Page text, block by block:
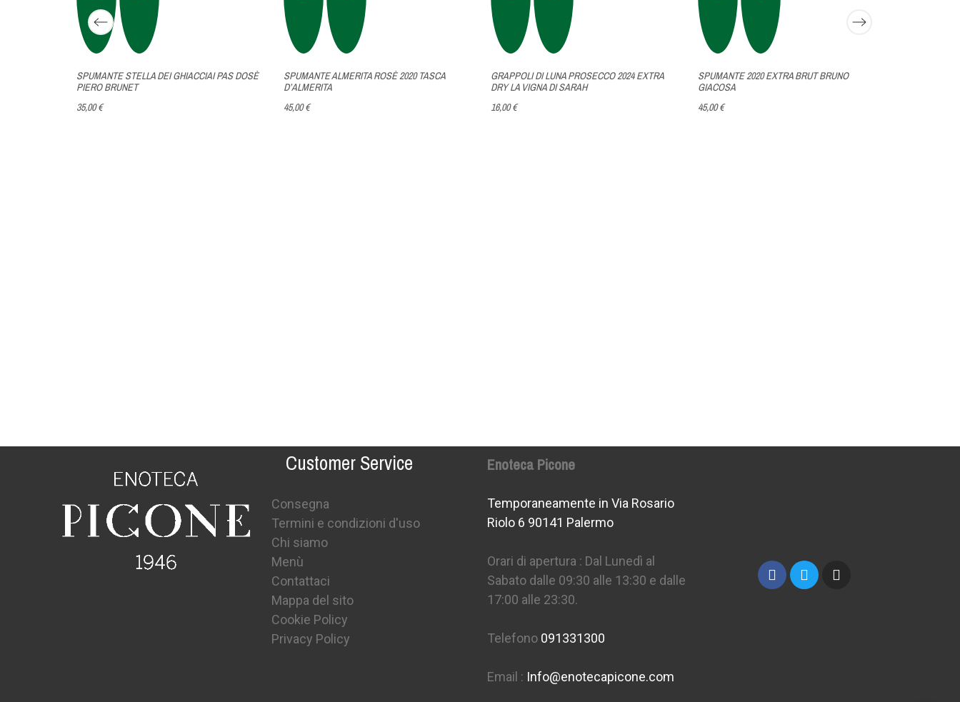
SPUMANTE STELLA DEI GHIACCIAI PAS DOSÈ
PIERO BRUNET
35,00 €
SPUMANTE ALMERITA ROSÈ 2020 TASCA
D’ALMERITA
45,00 €
GRAPPOLI DI LUNA PROSECCO 2024 EXTRA
DRY LA VIGNA DI SARAH
16,00 €
SPUMANTE 2020 EXTRA BRUT BRUNO
GIACOSA
45,00 €
Customer Service
Consegna
Termini e condizioni d'uso
Chi siamo
Menù
Contattaci
Mappa del sito
Cookie Policy
Privacy Policy
Enoteca Picone
Temporaneamente in Via Rosario
Riolo 6 90141 Palermo
Orari di apertura : Dal Lunedì al
Sabato dalle 09:30 alle 13:30 e dalle
17:00 alle 23:30.
Telefono 091331300
Email : Info@enotecapicone.com